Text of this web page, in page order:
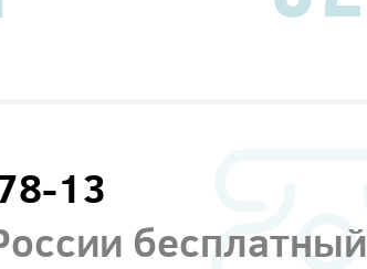
13
бесплатный